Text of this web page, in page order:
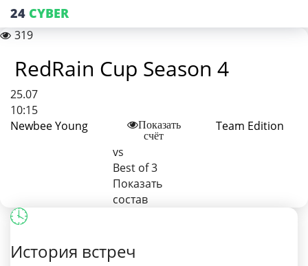
24 CYBER
319
RedRain Cup Season 4
25.07
10:15
Newbee Young
Показать
счёт
vs
Best of 3
Показать
состав
Team Edition
История встреч